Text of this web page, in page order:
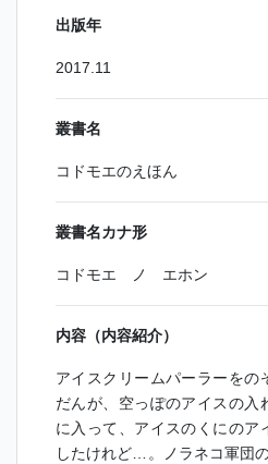
出版年
2017.11
叢書名
コドモエのえほん
叢書名カナ形
コドモエ ノ エホン
内容（内容紹介）
アイスクリームパーラーをの
だんが、空っぽのアイスの入
に入って、アイスのくにのア
したけれど…。ノラネコ軍団